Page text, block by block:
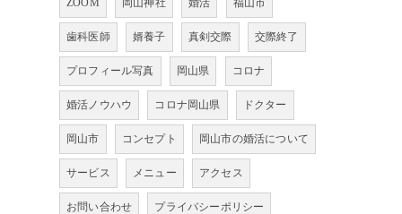
ZOOM 岡山神社 婚活 福山市
歯科医師 婿養子 真剣交際 交際終了
プロフィール写真 岡山県 コロナ
婚活ノウハウ コロナ岡山県 ドクター
岡山市 コンセプト 岡山市の婚活について
サービス メニュー アクセス
お問い合わせ プライバシーポリシー